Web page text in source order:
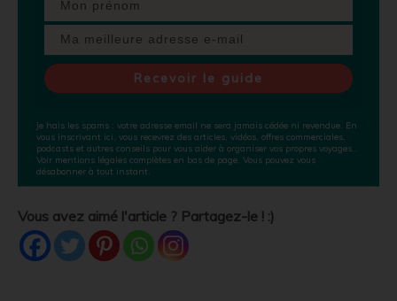
Recevoir le guide
Je hais les spams : votre adresse email ne sera jamais cédée ni revendue. En
vous inscrivant ici, vous recevrez des articles, vidéos, offres commerciales,
podcasts et autres conseils pour vous aider à organiser vos propres voyages..
Voir mentions légales complètes en bas de page. Vous pouvez vous
désabonner à tout instant.
Vous avez aimé l'article ? Partagez-le ! :)